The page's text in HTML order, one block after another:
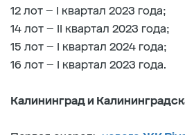
12 лот – I квартал 2023 года;
14 лот – II квартал 2023 года;
15 лот – I квартал 2024 года;
16 лот – I квартал 2023 года.
Калининград и